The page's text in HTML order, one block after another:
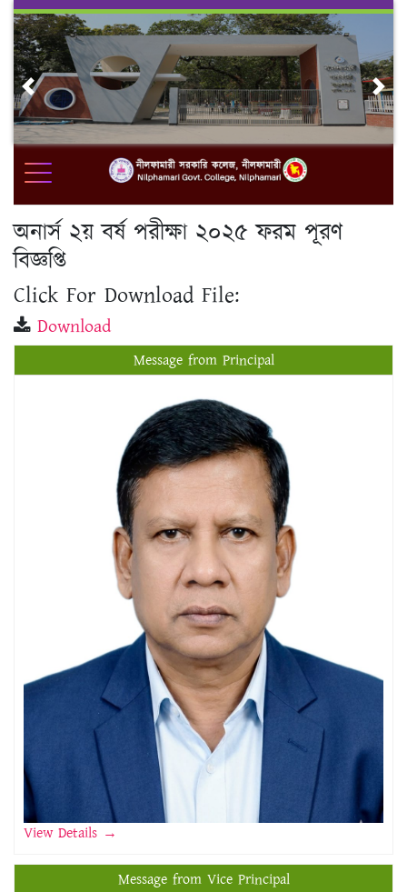
Skip
content
Previous
অনার্স ২য় বর্ষ পরীক্ষা ২০২৫ ফরম পূরণ
বিজ্ঞপ্তি
Click For Download File:
Download
Message from Principal
View Details →
Message from Vice Principal